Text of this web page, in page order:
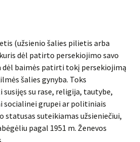
(užsienio šalies pilietis arba
dėl patirto persekiojimo savo
dėl baimės patirti tokį persekiojimą
šalies gynyba. Toks
su rase, religija, tautybe,
socialinei grupei ar politiniais
statusas suteikiamas užsieniečiui,
pagal 1951 m. Ženevos